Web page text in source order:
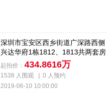
深圳市宝安区西乡街道广深路西侧
兴达华府1栋1812、1813共两套房
地产
起拍价： 434.8616万
1538 人围观
0 人预约
2019-06-10 10:00:00